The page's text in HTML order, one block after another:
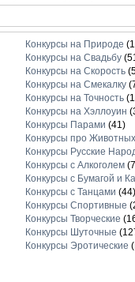
Конкурсы на Природе
Конкурсы на Свадьбу
Конкурсы на Скорость
Конкурсы на Смекалку
Конкурсы на Точность
Конкурсы на Хэллоуин
Конкурсы Парами (41)
Конкурсы про Животных
Конкурсы Русские
Конкурсы с Алкоголем
Конкурсы с Бумагой и
Конкурсы с Танцами (44)
Конкурсы Спортивные
Конкурсы Творческие
Конкурсы Шуточные
Конкурсы Эротические